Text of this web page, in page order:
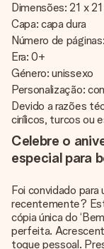
Dimensões: 21 x
Capa: capa dura
Número de
Era: 0+
Género: unissexo
Personalização:
Devido a razões
cirílicos, turcos ou
Celebre o
especial para
Foi convidado
recentemente?
cópia única do
perfeita.
toque pessoal.